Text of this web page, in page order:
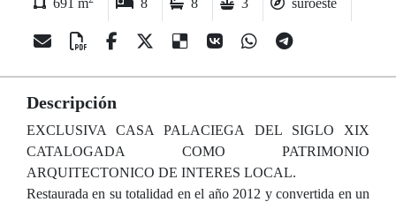
691 m 8 8 3 suroeste
Descripción
EXCLUSIVA CASA PALACIEGA DEL SIGLO XIX
CATALOGADA COMO PATRIMONIO
ARQUITECTONICO DE INTERES LOCAL.
Restaurada en su totalidad en el año 2012 y convertida en un